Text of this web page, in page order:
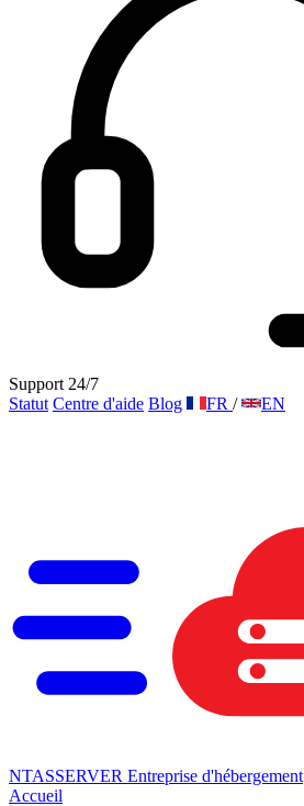
Support 24/7
Statut Centre d'aide Blog FR / EN
NTASSERVER Entreprise d'hébergement
Accueil